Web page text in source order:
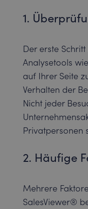
1.
Der erste
Analysetools
auf Ihrer Seite
Verhalten der
Nicht jeder
Privatpersonen
2. Häufige
Mehrere
SalesViewer®